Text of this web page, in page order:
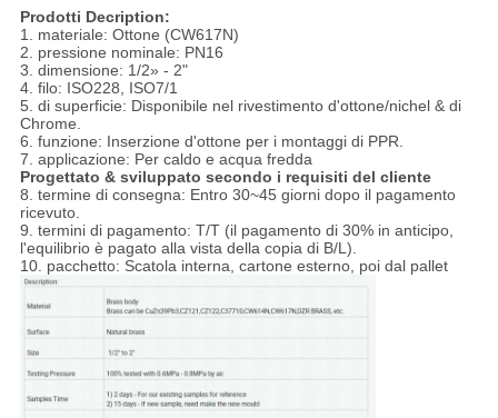
Prodotti Decription:
1. materiale: Ottone (CW617N)
2. pressione nominale: PN16
3. dimensione: 1/2» - 2"
4. filo: ISO228, ISO7/1
5. di superficie: Disponibile nel rivestimento d'ottone/nichel & di
Chrome.
6. funzione: Inserzione d'ottone per i montaggi di PPR.
7. applicazione: Per caldo e acqua fredda
Progettato & sviluppato secondo i requisiti del cliente
8. termine di consegna: Entro 30~45 giorni dopo il pagamento
ricevuto.
9. termini di pagamento: T/T (il pagamento di 30% in anticipo,
l'equilibrio è pagato alla vista della copia di B/L).
10. pacchetto: Scatola interna, cartone esterno, poi dal pallet